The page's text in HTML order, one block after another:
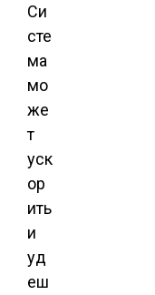
Си
сте
ма
мо
же
т
уск
ор
ить
и
уд
еш